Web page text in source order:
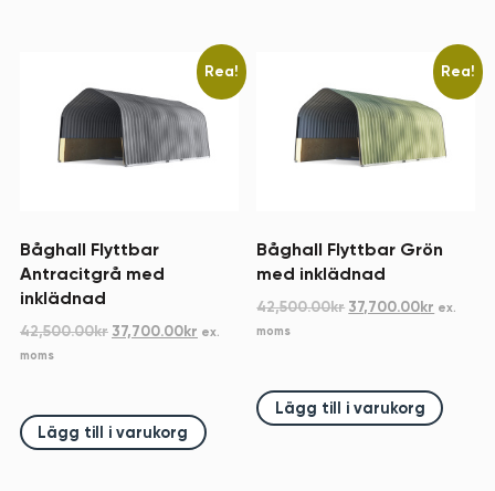
Rea!
Båghall Flyttbar
Antracitgrå med
inklädnad
42,500.00kr Det
42,500.00kr.
37,700.00kr Det
37,700.00kr.
ex.
moms
Lägg till i varukorg
Rea!
Båghall Flyttbar Grön
med inklädnad
42,500.00kr Det
42,500.00kr.
37,700.00kr Det
ex.
moms
Lägg till i varukorg